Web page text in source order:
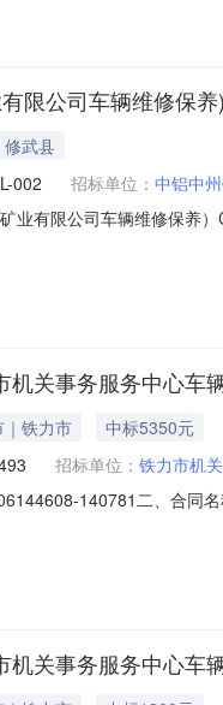
限公司车辆维修保
武县
002 招标单位： 中铝中
业有限公司车辆维修保养
关事务服务中心车
铁力市
中标5350元
招标单位： 铁力市机
140781二、合同
修理部地址：铁力市金城
关事务服务中心车